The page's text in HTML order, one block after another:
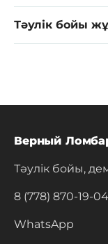
Тәулік бойы
Верный
Тәулік бойы,
8 (778) 870-19-04
WhatsApp